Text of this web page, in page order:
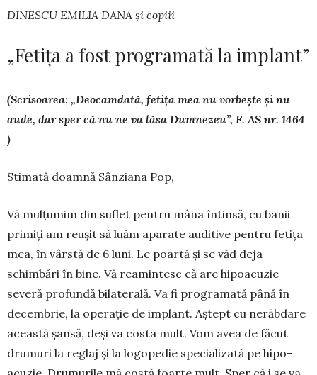
DINESCU EMILIA DANA și copiii
„Fetița a fost programată la implant”
(Scrisoarea: „Deocamdată, fetița mea nu vorbește și nu
aude, dar sper că nu ne va lăsa Dumnezeu”, F. AS nr. 1464
)
Stimată doamnă Sânziana Pop,
Vă mulțumim din suflet pentru mâna în­tinsă, cu banii
primiți am reușit să luăm apa­rate au­di­tive pentru fetița
mea, în vârstă de 6 luni. Le poar­tă și se văd deja
schimbări în bi­ne. Vă rea­min­tesc că are hipoacuzie
severă profundă bila­terală. Va fi programată până în
decembrie, la operație de implant. Aștept cu ne­răbdare
această șansă, deși va costa mult. Vom avea de făcut
dru­muri la reglaj și la logo­pedie specializată pe hipo­